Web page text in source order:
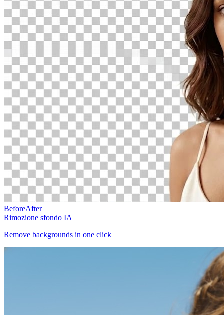
BeforeAfter
Rimozione sfondo IA
Remove backgrounds in one click